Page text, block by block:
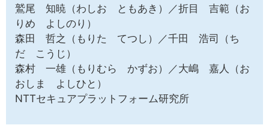
鷲尾 知暁（わしお ともあき）／折目 吉範（お
りめ よしのり）
森田 哲之（もりた てつし）／千田 浩司（ち
だ こうじ）
森村 一雄（もりむら かずお）／大嶋 嘉人（お
おしま よしひと）
NTTセキュアプラットフォーム研究所